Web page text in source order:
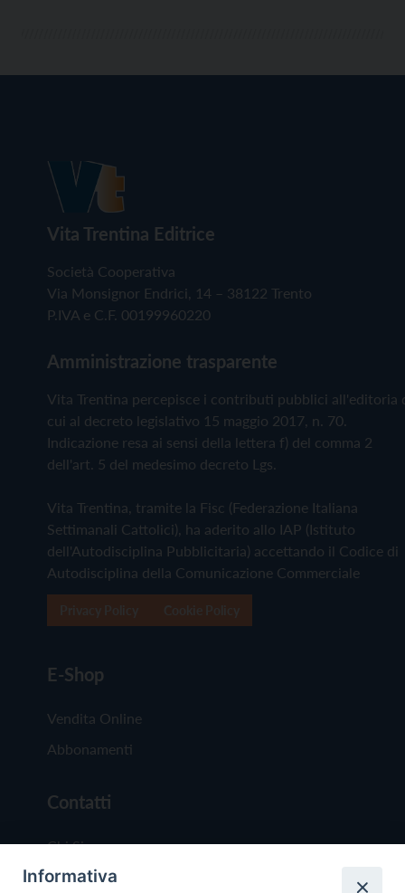
Vita Trentina Editrice
Società Cooperativa
Via Monsignor Endrici, 14 – 38122 Trento
P.IVA e C.F. 00199960220
Amministrazione trasparente
Vita Trentina percepisce i contributi pubblici all'editoria
cui al decreto legislativo 15 maggio 2017, n. 70.
Indicazione resa ai sensi della lettera f) del comma 2
dell'art. 5 del medesimo decreto Lgs.
Vita Trentina, tramite la Fisc (Federazione Italiana
Settimanali Cattolici), ha aderito allo IAP (Istituto
dell'Autodisciplina Pubblicitaria) accettando il Codice di
Autodisciplina della Comunicazione Commerciale
E-Shop
Vendita Online
Abbonamenti
Contatti
Chi Siamo
Redazione
Informativa